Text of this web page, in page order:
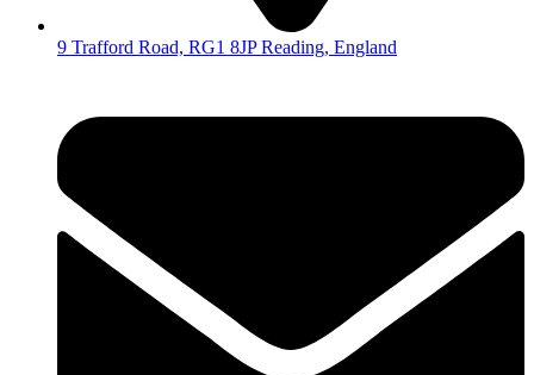
9 Trafford Road, RG1 8JP Reading, England